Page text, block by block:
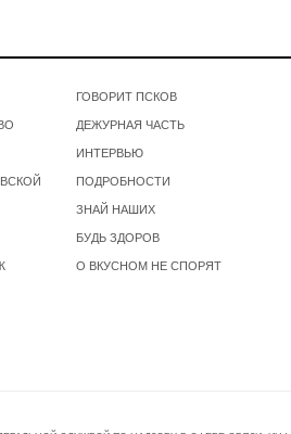
ГОВОРИТ ПСКОВ
ДЕЖУРНАЯ ЧАСТЬ
ИНТЕРВЬЮ
ПОДРОБНОСТИ
ЗНАЙ НАШИХ
БУДЬ ЗДОРОВ
О ВКУСНОМ НЕ СПОРЯТ